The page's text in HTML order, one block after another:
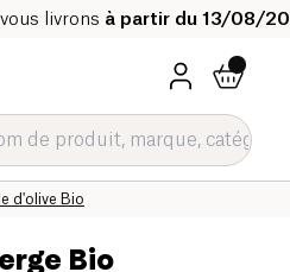
livrons à partir du 13/08/
d'olive Bio
Epicerie salée Bio
Bio